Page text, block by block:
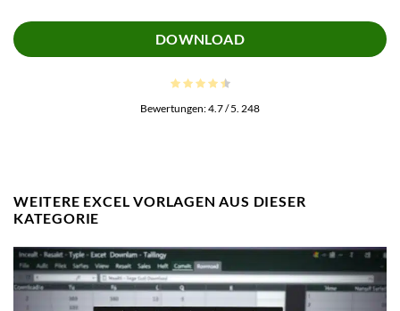
DOWNLOAD
Bewertungen:4.7/ 5. 248
WEITERE EXCEL VORLAGEN AUS DIESER
KATEGORIE